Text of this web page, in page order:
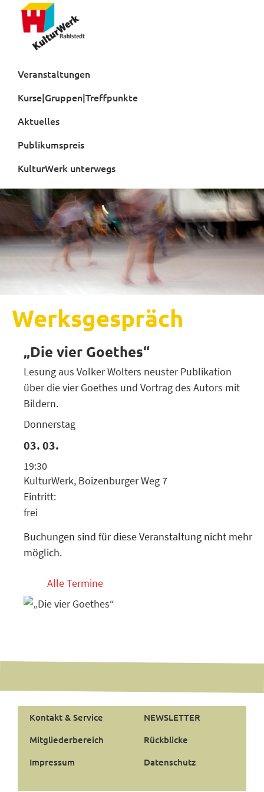
Hauptnavigation
springen
Inhalt
springen
Rahlstedt
Veranstaltungen
Kurse|Gruppen|Treffpunkte
Aktuelles
Publikumspreis
KulturWerk unterwegs
Werksgespräch
„Die vier Goethes“
Lesung aus Volker Wolters neuster Publikation
über die vier Goethes und Vortrag des Autors mit
Bildern.
Donnerstag
03. 03.
19:30
KulturWerk, Boizenburger Weg 7
Eintritt:
frei
Buchungen sind für diese Veranstaltung nicht mehr
möglich.
Alle Termine
Kontakt & Service
NEWSLETTER
Mitgliederbereich
Rückblicke
Impressum
Datenschutz